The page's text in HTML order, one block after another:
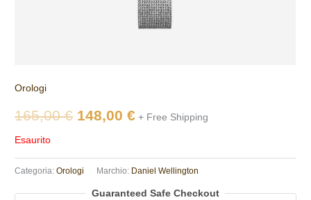
Orologi
165,00€ 148,00€ + Free Shipping
Esaurito
Categoria:Orologi Marchio: Daniel Wellington
Guaranteed Safe Checkout